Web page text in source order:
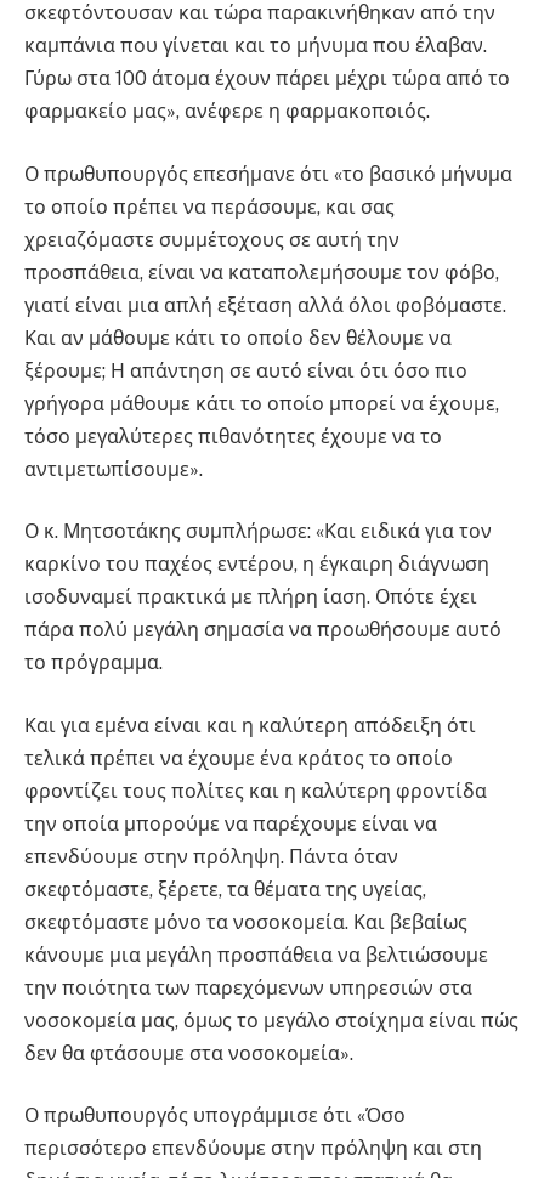
σκεφτόντουσαν και τώρα παρακινήθηκαν από την
καμπάνια που γίνεται και το μήνυμα που έλαβαν.
Γύρω στα 100 άτομα έχουν πάρει μέχρι τώρα από το
φαρμακείο μας», ανέφερε η φαρμακοποιός.
Ο πρωθυπουργός επεσήμανε ότι «το βασικό μήνυμα
το οποίο πρέπει να περάσουμε, και σας
χρειαζόμαστε συμμέτοχους σε αυτή την
προσπάθεια, είναι να καταπολεμήσουμε τον φόβο,
γιατί είναι μια απλή εξέταση αλλά όλοι φοβόμαστε.
Και αν μάθουμε κάτι το οποίο δεν θέλουμε να
ξέρουμε; Η απάντηση σε αυτό είναι ότι όσο πιο
γρήγορα μάθουμε κάτι το οποίο μπορεί να έχουμε,
τόσο μεγαλύτερες πιθανότητες έχουμε να το
αντιμετωπίσουμε».
Ο κ. Μητσοτάκης συμπλήρωσε: «Και ειδικά για τον
καρκίνο του παχέος εντέρου, η έγκαιρη διάγνωση
ισοδυναμεί πρακτικά με πλήρη ίαση. Οπότε έχει
πάρα πολύ μεγάλη σημασία να προωθήσουμε αυτό
το πρόγραμμα.
Και για εμένα είναι και η καλύτερη απόδειξη ότι
τελικά πρέπει να έχουμε ένα κράτος το οποίο
φροντίζει τους πολίτες και η καλύτερη φροντίδα
την οποία μπορούμε να παρέχουμε είναι να
επενδύουμε στην πρόληψη. Πάντα όταν
σκεφτόμαστε, ξέρετε, τα θέματα της υγείας,
σκεφτόμαστε μόνο τα νοσοκομεία. Και βεβαίως
κάνουμε μια μεγάλη προσπάθεια να βελτιώσουμε
την ποιότητα των παρεχόμενων υπηρεσιών στα
νοσοκομεία μας, όμως το μεγάλο στοίχημα είναι πώς
δεν θα φτάσουμε στα νοσοκομεία».
Ο πρωθυπουργός υπογράμμισε ότι «Όσο
περισσότερο επενδύουμε στην πρόληψη και στη